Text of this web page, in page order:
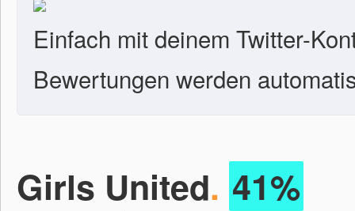
Einfach mit deinem Twitter-
Bewertungen werden
Girls United. 41%